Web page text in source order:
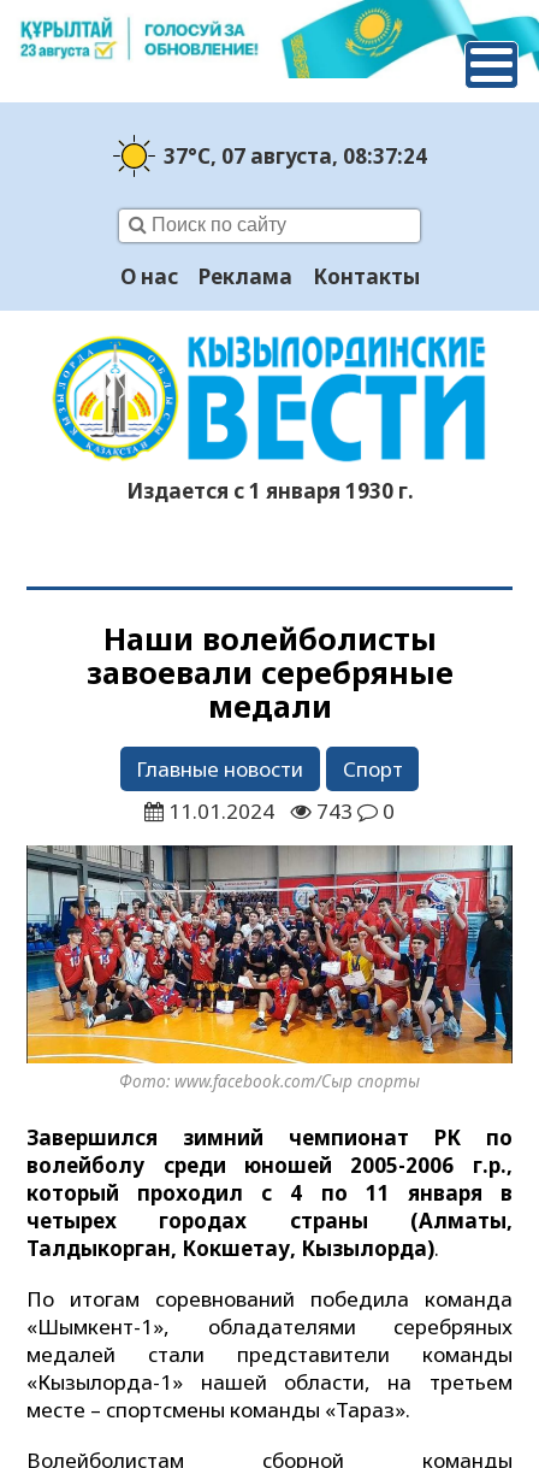
37°C, 07 августа, 08:37:25
О нас Реклама Контакты
Издается с 1 января 1930 г.
Наши волейболисты
завоевали серебряные
медали
Главные новости
Спорт
11.01.2024
743 0
Фото: www.facebook.com/Сыр спорты
Завершился зимний чемпионат РК по
волейболу среди юношей 2005-2006 г.р.,
который проходил с 4 по 11 января в
четырех городах страны (Алматы,
Талдыкорган, Кокшетау, Кызылорда).
По итогам соревнований победила команда
«Шымкент-1», обладателями серебряных
медалей стали представители команды
«Кызылорда-1» нашей области, на третьем
месте – спортсмены команды «Тараз».
Волейболистам сборной команды